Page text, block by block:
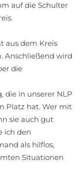
auf die Schulter
aus dem Kreis
Anschließend wird
die
die in unserer NLP
Platz hat. Wer mit
sie auch gut
ich den
als hilflos,
Situationen